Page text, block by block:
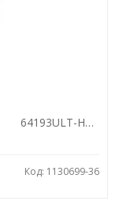
64193ULT-HCB
Код: 1130699-36